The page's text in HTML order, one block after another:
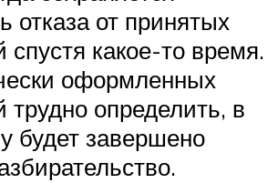
отказа от принятых
спустя какое-то время.
оформленных
трудно определить, в
будет завершено